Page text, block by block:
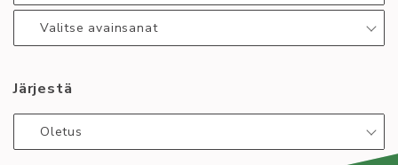
Lue lisää
Syko
Valitse avainsanat
Järjestä
Oletus